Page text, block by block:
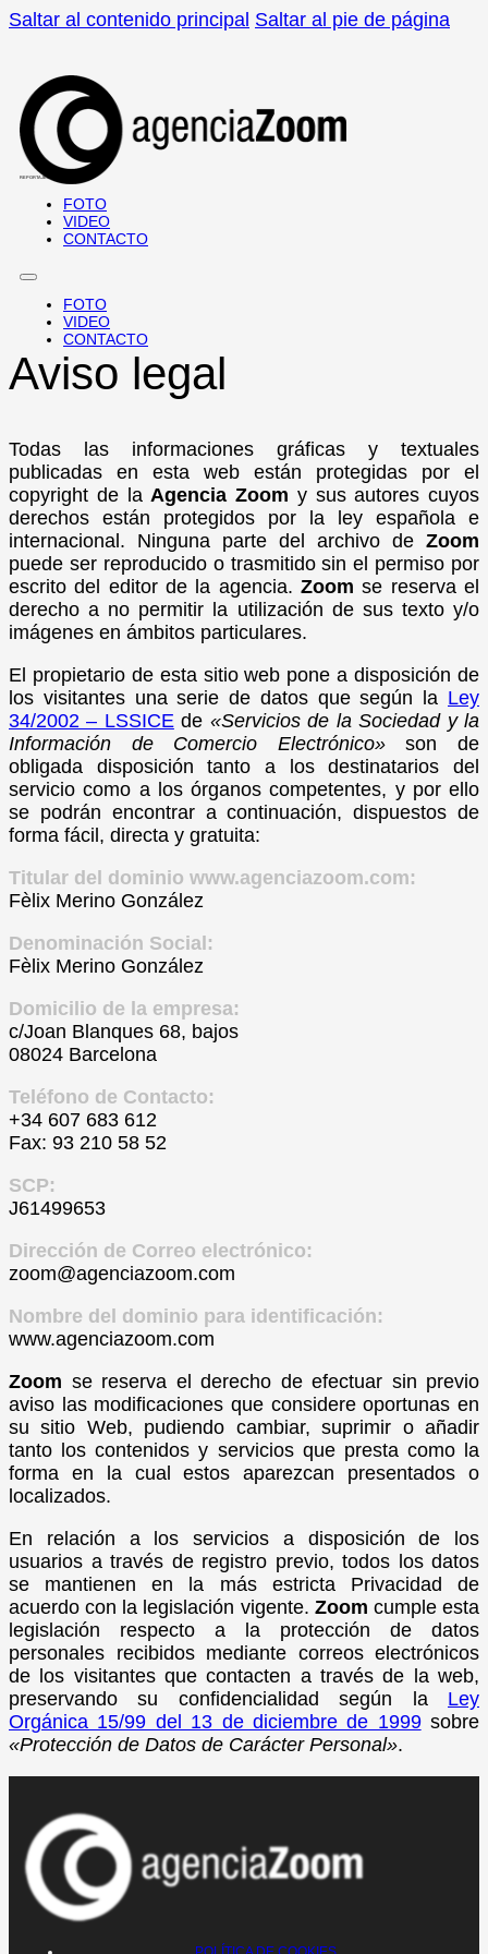
Saltar al contenido principal Saltar al pie de página
REPORTAJES · DOCUMENTALES
FOTO
VIDEO
CONTACTO
FOTO
VIDEO
CONTACTO
Aviso legal
Todas las informaciones gráficas y textuales
publicadas en esta web están protegidas por el
copyright de la Agencia Zoom y sus autores cuyos
derechos están protegidos por la ley española e
internacional. Ninguna parte del archivo de Zoom
puede ser reproducido o trasmitido sin el permiso por
escrito del editor de la agencia. Zoom se reserva el
derecho a no permitir la utilización de sus texto y/o
imágenes en ámbitos particulares.
El propietario de esta sitio web pone a disposición de
los visitantes una serie de datos que según la Ley
34/2002 – LSSICE de «Servicios de la Sociedad y la
Información de Comercio Electrónico»son de
obligada disposición tanto a los destinatarios del
servicio como a los órganos competentes, y por ello
se podrán encontrar a continuación, dispuestos de
forma fácil, directa y gratuita:
Titular del dominio www.agenciazoom.com:
Fèlix Merino González
Denominación Social:
Fèlix Merino González
Domicilio de la empresa:
c/Joan Blanques 68, bajos
08024 Barcelona
Teléfono de Contacto:
+34 607 683 612
Fax: 93 210 58 52
SCP:
J61499653
Dirección de Correo electrónico:
zoom@agenciazoom.com
Nombre del dominio para identificación:
www.agenciazoom.com
Zoom se reserva el derecho de efectuar sin previo
aviso las modificaciones que considere oportunas en
su sitio Web, pudiendo cambiar, suprimir o añadir
tanto los contenidos y servicios que presta como la
forma en la cual estos aparezcan presentados o
localizados.
En relación a los servicios a disposición de los
usuarios a través de registro previo, todos los datos
se mantienen en la más estricta Privacidad de
acuerdo con la legislación vigente. Zoom cumple esta
legislación respecto a la protección de datos
personales recibidos mediante correos electrónicos
de los visitantes que contacten a través de la web,
preservando su confidencialidad según la Ley
Orgánica 15/99 del 13 de diciembre de 1999sobre
«Protección de Datos de Carácter Personal».